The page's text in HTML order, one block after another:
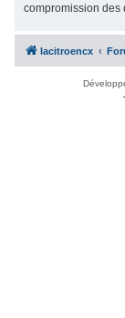
compromission des
lacitroencx